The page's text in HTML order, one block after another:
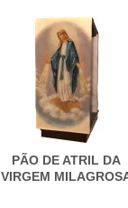
PÃO DE ATRIL DA
VIRGEM